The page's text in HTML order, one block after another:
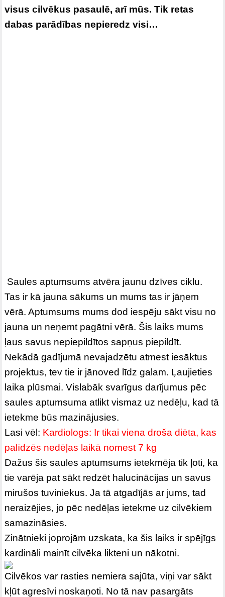
visus cilvēkus pasaulē, arī mūs. Tik retas
dabas parādības nepieredz visi…
Saules aptumsums atvēra jaunu dzīves ciklu.
Tas ir kā jauna sākums un mums tas ir jāņem
vērā. Aptumsums mums dod iespēju sākt visu no
jauna un neņemt pagātni vērā. Šis laiks mums
ļaus savus nepiepildītos sapņus piepildīt.
Nekādā gadījumā nevajadzētu atmest iesāktus
projektus, tev tie ir jānoved līdz galam. Ļaujieties
laika plūsmai. Vislabāk svarīgus darījumus pēc
saules aptumsuma atlikt vismaz uz nedēļu, kad tā
ietekme būs mazinājusies.
Lasi vēl: Kardiologs: Ir tikai viena droša diēta, kas
palīdzēs nedēļas laikā nomest 7 kg
Dažus šis saules aptumsums ietekmēja tik ļoti, ka
tie varēja pat sākt redzēt halucinācijas un savus
mirušos tuviniekus. Ja tā atgadījās ar jums, tad
neraizējies, jo pēc nedēļas ietekme uz cilvēkiem
samazināsies.
Zinātnieki joprojām uzskata, ka šis laiks ir spējīgs
kardināli mainīt cilvēka likteni un nākotni.
Cilvēkos var rasties nemiera sajūta, viņi var sākt
kļūt agresīvi noskaņoti. No tā nav pasargāts